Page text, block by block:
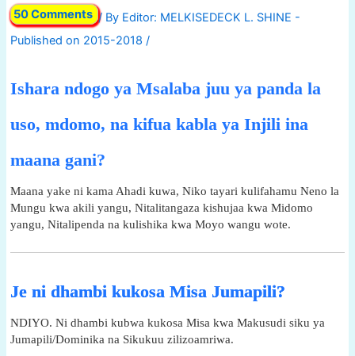
50 Comments / By
/
Ishara ndogo ya Msalaba juu ya panda la
uso, mdomo, na kifua kabla ya Injili ina
maana gani?
Maana yake ni kama Ahadi kuwa, Niko tayari kulifahamu Neno la
Mungu kwa akili yangu, Nitalitangaza kishujaa kwa Midomo
yangu, Nitalipenda na kulishika kwa Moyo wangu wote.
Je ni dhambi kukosa Misa Jumapili?
NDIYO. Ni dhambi kubwa kukosa Misa kwa Makusudi siku ya
Jumapili/Dominika na Sikukuu zilizoamriwa.